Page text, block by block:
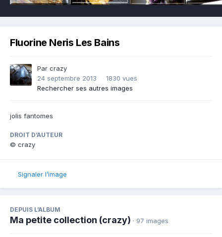
Fluorine Neris Les Bains
Par crazy
24 septembre 2013
1830 vues
Rechercher ses autres images
jolis fantomes
DROIT D’AUTEUR
© crazy
Signaler l’image
DEPUIS L’ALBUM
Ma petite collection (crazy) · 97 images